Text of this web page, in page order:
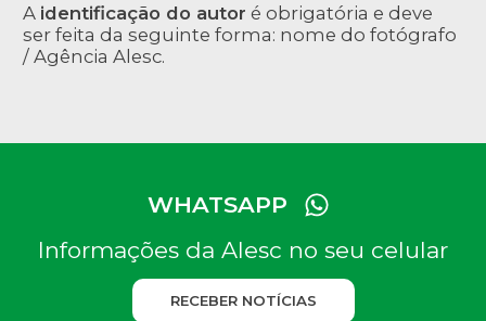
A identificação do autor é obrigatória e deve
ser feita da seguinte forma: nome do fotógrafo
/ Agência Alesc.
WHATSAPP
Informações da Alesc no seu celular
RECEBER NOTÍCIAS